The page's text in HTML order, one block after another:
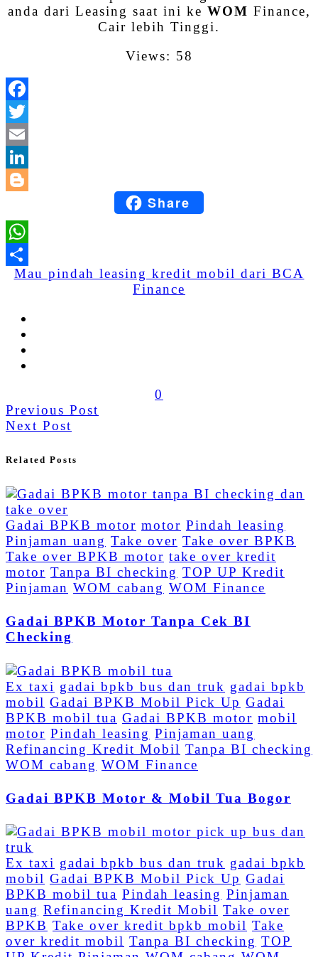
anda dari Leasing saat ini ke WOM Finance,
Cair lebih Tinggi.
Views: 58
BloggerShare
Share
Mau pindah leasing kredit mobil dari BCA
Finance
0
Previous Post
Next Post
Related Posts
Gadai BPKB motor motor Pindah leasing
Pinjaman uang Take over Take over BPKB
Take over BPKB motor take over kredit
motor Tanpa BI checking TOP UP Kredit
Pinjaman WOM cabang WOM Finance
Gadai BPKB Motor Tanpa Cek BI
Checking
Ex taxi gadai bpkb bus dan truk gadai bpkb
mobil Gadai BPKB Mobil Pick Up Gadai
BPKB mobil tua Gadai BPKB motor mobil
motor Pindah leasing Pinjaman uang
Refinancing Kredit Mobil Tanpa BI checking
WOM cabang WOM Finance
Gadai BPKB Motor & Mobil Tua Bogor
Ex taxi gadai bpkb bus dan truk gadai bpkb
mobil Gadai BPKB Mobil Pick Up Gadai
BPKB mobil tua Pindah leasing Pinjaman
uang Refinancing Kredit Mobil Take over
BPKB Take over kredit bpkb mobil Take
over kredit mobil Tanpa BI checking TOP